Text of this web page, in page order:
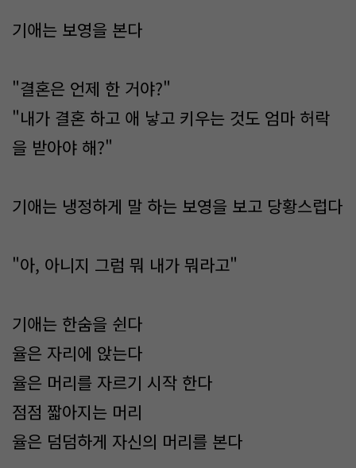
기애는 보영을 본다
"결혼은 언제 한 거야?"
"내가 결혼 하고 애 낳고 키우는 것도 엄마 허락
을 받아야 해?"
기애는 냉정하게 말 하는 보영을 보고 당황스럽다
"아, 아니지 그럼 뭐 내가 뭐라고"
기애는 한숨을 쉰다
율은 자리에 앉는다
율은 머리를 자르기 시작 한다
점점 짧아지는 머리
율은 덤덤하게 자신의 머리를 본다